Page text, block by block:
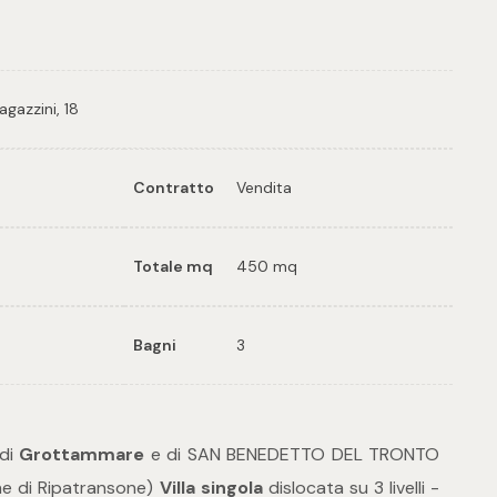
18
Contratto Vendita
Totale mq 450 mq
Bagni 3
Grottammare e di SAN BENEDETTO DEL TRONTO
di Ripatransone) Villa singoladislocata su 3 livelli -